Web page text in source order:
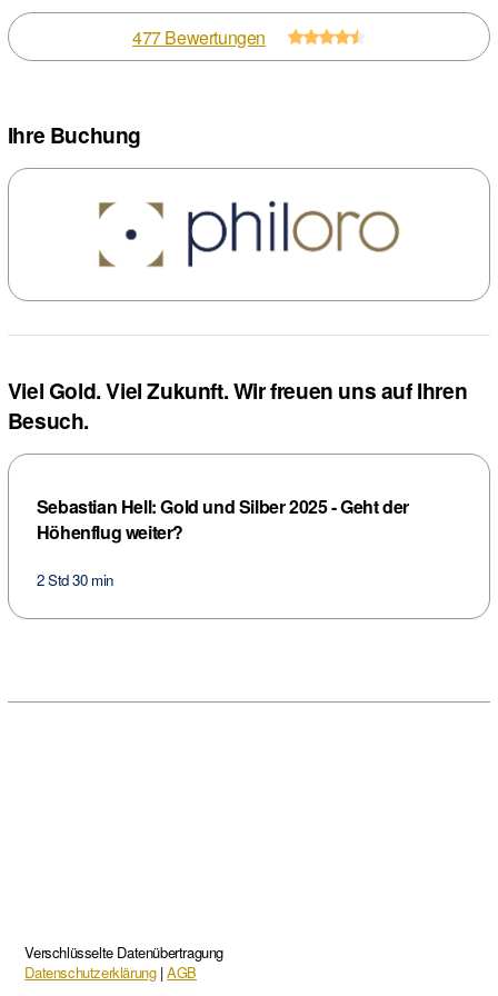
477 Bewertungen
Viel Gold. Viel Zukunft. Wir freuen uns auf Ihren
Besuch.
Sebastian Hell: Gold und Silber 2025 - Geht der
Höhenflug weiter?
2 Std 30 min
Ihre Buchung
Verschlüsselte Datenübertragung
Datenschutzerklärung|AGB